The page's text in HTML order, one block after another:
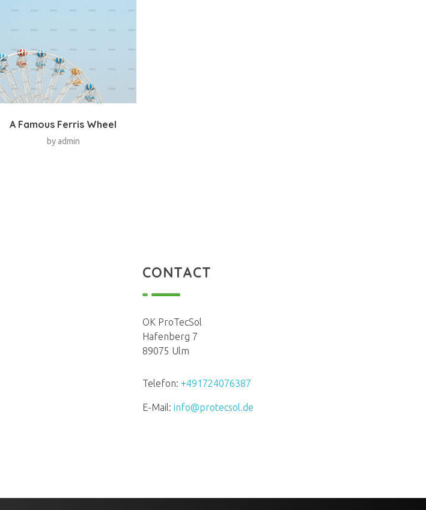
A Famous Ferris Wheel
by admin
CONTACT
OK ProTecSol
Hafenberg 7
89075 Ulm
Telefon: +491724076387
E-Mail: info@protecsol.de